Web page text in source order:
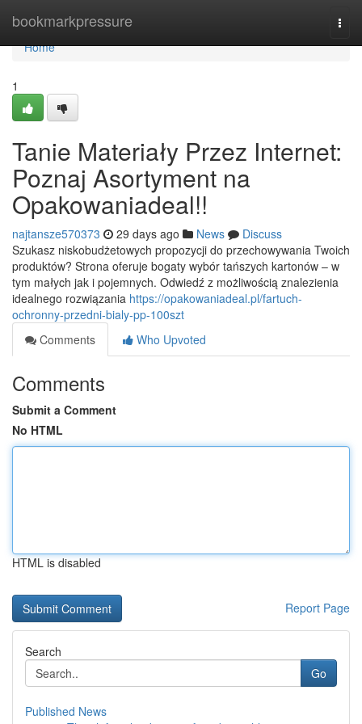
bookmarkpressure
Home
Home
1
Tanie Materiały Przez Internet:
Poznaj Asortyment na
Opakowaniadeal!!
najtansze570373 29 days ago News
Discuss
Szukasz niskobudżetowych propozycji do przechowywania Twoich
produktów? Strona oferuje bogaty wybór tańszych kartonów – w
tym małych jak i pojemnych. Odwiedź z możliwością znalezienia
idealnego rozwiązania https://opakowaniadeal.pl/fartuch-
ochronny-przedni-bialy-pp-100szt
Comments
Who Upvoted
Comments
Submit a Comment
No HTML
HTML is disabled
Report Page
Search
Go
Published News